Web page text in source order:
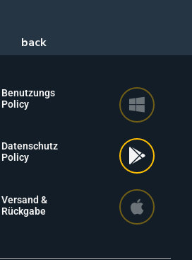
Benutzungs
Policy
Datenschutz
Policy
Versand &
Rückgabe